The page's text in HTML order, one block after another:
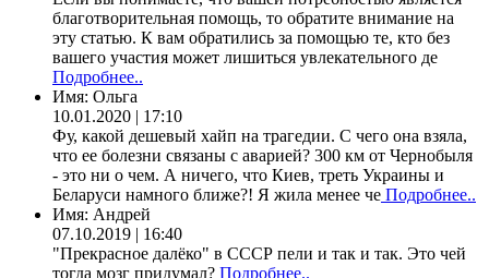
благотворительная помощь, то обратите внимание на
эту статью. К вам обратились за помощью те, кто без
вашего участия может лишиться увлекательного де
Подробнее..
Имя: Ольга
10.01.2020 | 17:10
Фу, какой дешевый хайп на трагедии. С чего она взяла,
что ее болезни связаны с аварией? 300 км от Чернобыля
- это ни о чем. А ничего, что Киев, треть Украины и
Беларуси намного ближе?! Я жила менее че Подробнее..
Имя: Андрей
07.10.2019 | 16:40
"Прекрасное далёко" в СССР пели и так и так. Это чей
тогда мозг придумал? Подробнее..